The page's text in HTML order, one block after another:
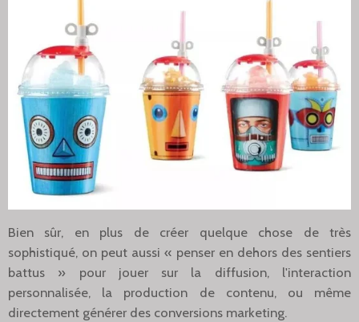
Bien sûr, en plus de créer quelque chose de très
sophistiqué, on peut aussi « penser en dehors des sentiers
battus » pour jouer sur la diffusion, l'interaction
personnalisée, la production de contenu, ou même
directement générer des conversions marketing.